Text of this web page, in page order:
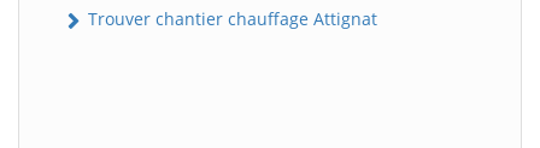
Trouver chantier chauffage Attignat